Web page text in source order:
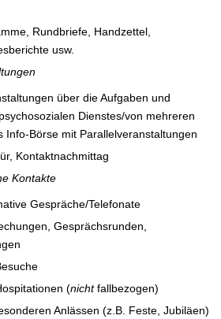
Rundbriefe, Handzettel,
usw.
über die Aufgaben und
Dienstes/von mehreren
Info-Börse mit Parallelveranstaltungen
Kontaktnachmittag
Kontakte
Gespräche/Telefonate
Gesprächsrunden,
(nichtfallbezogen)
Anlässen (z.B. Feste, Jubiläen)